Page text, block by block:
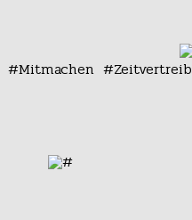
Mitmachen Zeitvertreib